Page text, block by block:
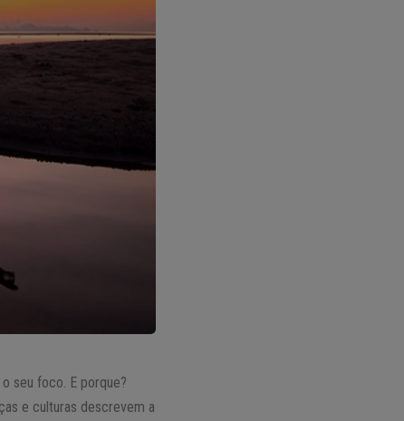
seu foco. E porque?
e culturas descrevem a